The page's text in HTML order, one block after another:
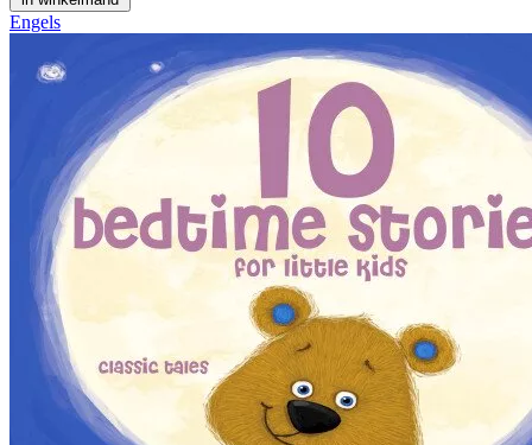
Engels